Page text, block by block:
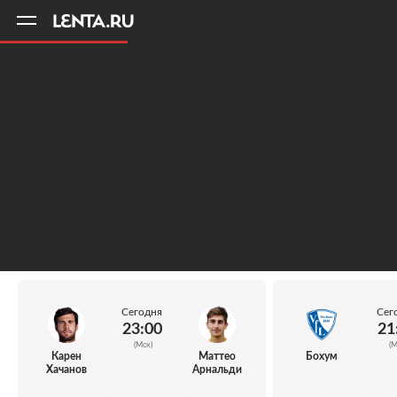
Карен
Хачанов
Сегодня
23:00
(Мск)
Маттео
Арнальди
Бохум